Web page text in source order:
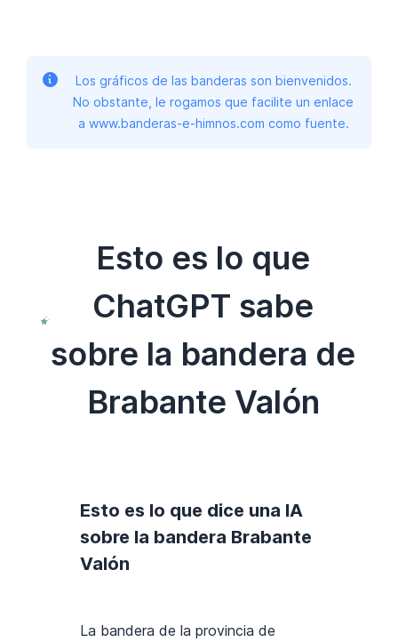
Los gráficos de las banderas son bienvenidos.
No obstante, le rogamos que facilite un enlace
a www.banderas-e-himnos.com como fuente.
Esto es lo que
ChatGPT sabe
sobre la bandera de
Brabante Valón
Esto es lo que dice una IA
sobre la bandera Brabante
Valón
La bandera de la provincia de